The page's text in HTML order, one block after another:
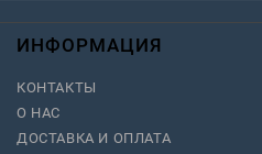
ИНФОРМАЦИЯ
КОНТАКТЫ
О НАС
ДОСТАВКА И ОПЛАТА